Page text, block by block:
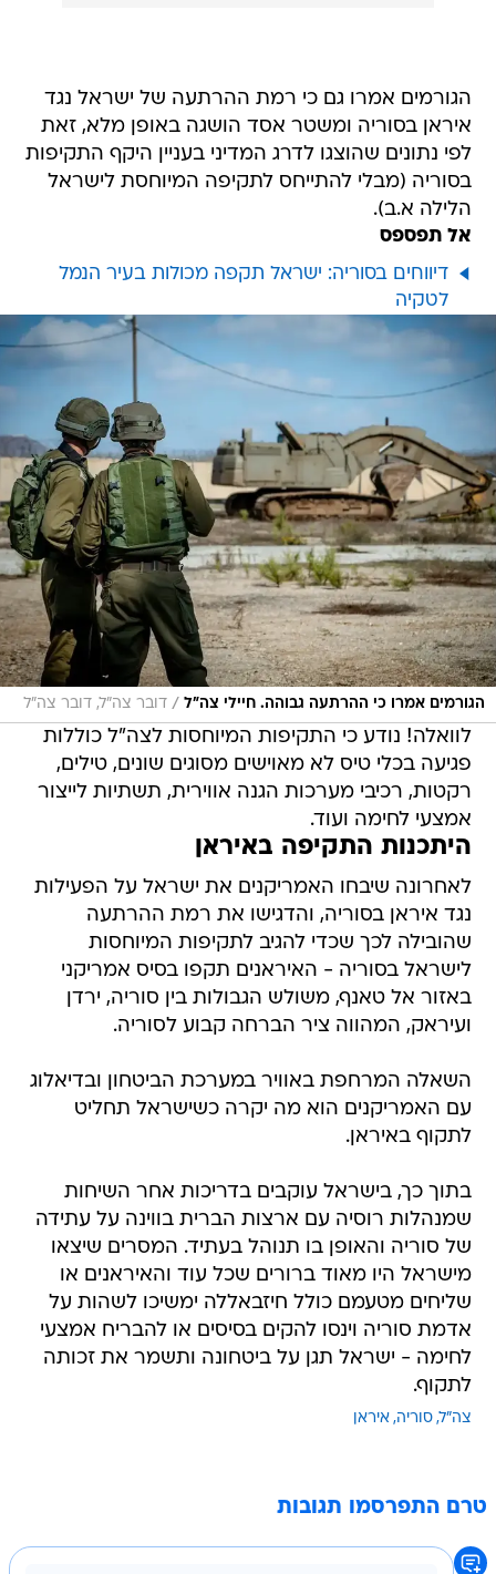
הגורמים אמרו גם כי רמת ההרתעה של ישראל נגד
איראן בסוריה ומשטר אסד הושגה באופן מלא, זאת
לפי נתונים שהוצגו לדרג המדיני בעניין היקף התקיפות
בסוריה (מבלי להתייחס לתקיפה המיוחסת לישראל
הלילה א.ב).
אל תפספס
דיווחים בסוריה: ישראל תקפה מכולות בעיר הנמל
לטקיה
הגורמים אמרו כי ההרתעה גבוהה. חיילי צה"ל / דובר צה"ל, דובר צה"ל
לוואלה! נודע כי התקיפות המיוחסות לצה"ל כוללות
פגיעה בכלי טיס לא מאוישים מסוגים שונים, טילים,
רקטות, רכיבי מערכות הגנה אווירית, תשתיות לייצור
אמצעי לחימה ועוד.
היתכנות התקיפה באיראן
לאחרונה שיבחו האמריקנים את ישראל על הפעילות
נגד איראן בסוריה, והדגישו את רמת ההרתעה
שהובילה לכך שכדי להגיב לתקיפות המיוחסות
לישראל בסוריה - האיראנים תקפו בסיס אמריקני
באזור אל טאנף, משולש הגבולות בין סוריה, ירדן
ועיראק, המהווה ציר הברחה קבוע לסוריה.
השאלה המרחפת באוויר במערכת הביטחון ובדיאלוג
עם האמריקנים הוא מה יקרה כשישראל תחליט
לתקוף באיראן.
בתוך כך, בישראל עוקבים בדריכות אחר השיחות
שמנהלות רוסיה עם ארצות הברית בווינה על עתידה
של סוריה והאופן בו תנוהל בעתיד. המסרים שיצאו
מישראל היו מאוד ברורים שכל עוד והאיראנים או
שליחים מטעמם כולל חיזבאללה ימשיכו לשהות על
אדמת סוריה וינסו להקים בסיסים או להבריח אמצעי
לחימה - ישראל תגן על ביטחונה ותשמר את זכותה
לתקוף.
צה"ל סוריה איראן
טרם התפרסמו תגובות